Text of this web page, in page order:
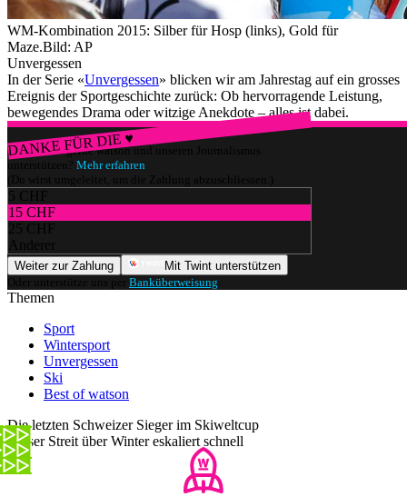
WM-Kombination 2015: Silber für Hosp (links), Gold für
Maze.Bild: AP
Unvergessen
In der Serie «Unvergessen» blicken wir am Jahrestag auf ein grosses
Ereignis der Sportgeschichte zurück: Ob hervorragende Leistung,
bewegendes Drama oder witzige Anekdote – alles ist dabei.
DANKE FÜR DIE ♥
Würdest du gerne watson und unseren Journalismus
unterstützen? Mehr erfahren
(Du wirst umgeleitet, um die Zahlung abzuschliessen.)
5 CHF
15 CHF
25 CHF
Anderer
Weiter zur Zahlung
Mit Twint unterstützen
Oder unterstütze uns per Banküberweisung
Themen
Sport
Wintersport
Unvergessen
Ski
Best of watson
Die letzten Schweizer Sieger im Skiweltcup
Dieser Streit über Winter eskaliert schnell